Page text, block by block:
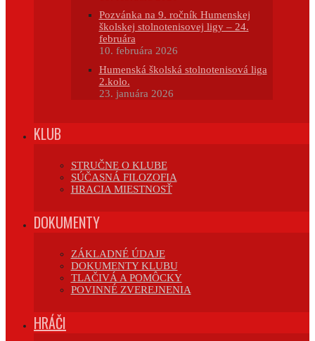
Pozvánka na 9. ročník Humenskej
školskej stolnotenisovej ligy – 24.
februára
10. februára 2026
Humenská školská stolnotenisová liga
2.kolo.
23. januára 2026
KLUB
STRUČNE O KLUBE
SÚČASNÁ FILOZOFIA
HRACIA MIESTNOSŤ
DOKUMENTY
ZÁKLADNÉ ÚDAJE
DOKUMENTY KLUBU
TLAČIVÁ A POMÔCKY
POVINNÉ ZVEREJNENIA
HRÁČI